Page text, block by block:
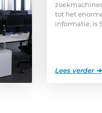
tot het
informatie, is
Lees verder ➜